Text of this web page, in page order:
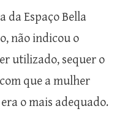
da Espaço Bella
não indicou o
utilizado, sequer o
que a mulher
o mais adequado.